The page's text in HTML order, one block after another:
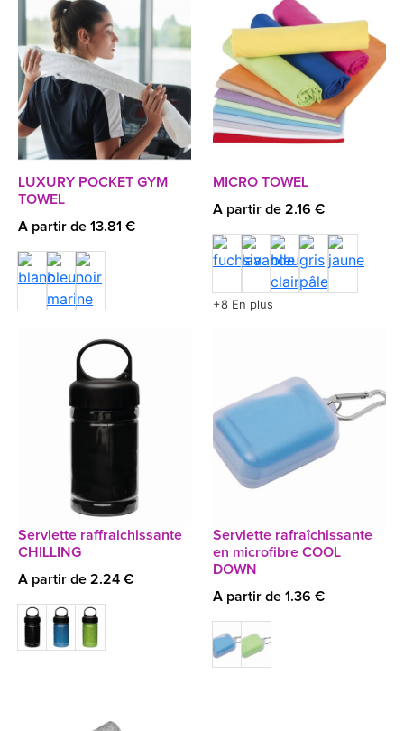
LUXURY POCKET GYM
TOWEL
A partir de 13.81 €
MICRO TOWEL
A partir de 2.16 €
+8 En plus
Serviette raffraichissante
CHILLING
A partir de 2.24 €
Serviette rafraîchissante
en microfibre COOL
DOWN
A partir de 1.36 €